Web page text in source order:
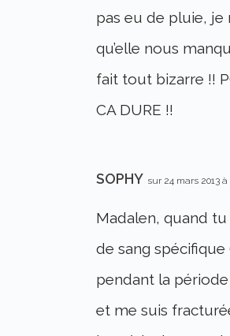
pas eu de pluie, je
qu’elle nous
fait tout bizarre !!
CA DURE !!
SOPHY sur 24 mars 2013
Madalen, quand
de sang spécifique
pendant la
et me suis